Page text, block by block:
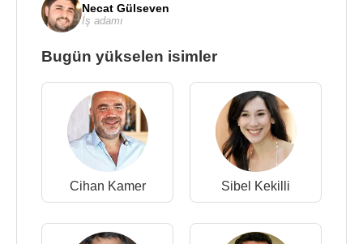
Necat Gülseven
İş adamı
Bugün yükselen isimler
Cihan Kamer Sibel Kekilli